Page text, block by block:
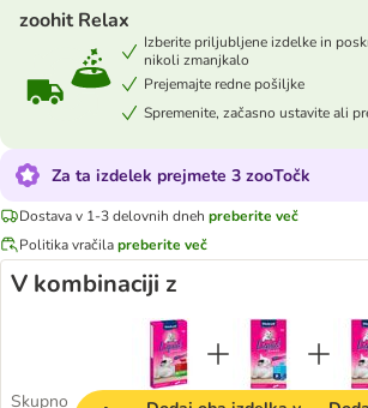
zoohit Relax
Izberite priljubljene izdelke in
nikoli zmanjkalo
Prejemajte redne pošiljke
Spremenite, začasno ustavite ali
Za ta izdelek prejmete 3 zooTočk
Dostava v 1-3 delovnih dneh preberite več
Politika vračilapreberite več
V kombinaciji z
Skupno